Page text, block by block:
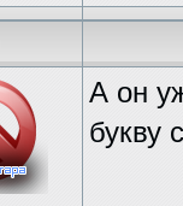
А он
букву